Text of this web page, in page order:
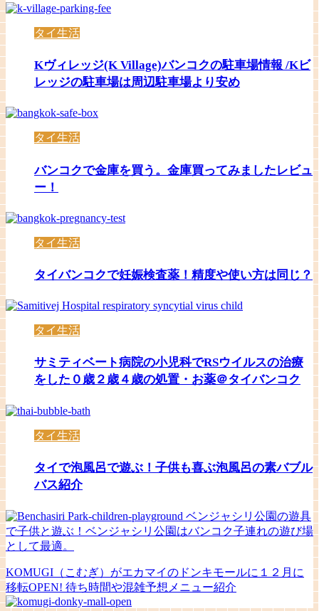
タイ生活
Kヴィレッジ(K Village)バンコクの駐車場情報 /Kビ
レッジの駐車場は周辺駐車場より安め
タイ生活
バンコクで金庫を買う。金庫買ってみましたレビュ
ー！
タイ生活
タイバンコクで妊娠検査薬！精度や使い方は同じ？
タイ生活
サミティベート病院の小児科でRSウイルスの治療
をした０歳２歳４歳の処置・お薬＠タイバンコク
タイ生活
タイで泡風呂で遊ぶ！子供も喜ぶ泡風呂の素バブル
バス紹介
ベンジャシリ公園の遊具
で子供と遊ぶ！ベンジャシリ公園はバンコク子連れの遊び場
として最適。
KOMUGI（こむぎ）がエカマイのドンキモールに１２月に
移転OPEN! 待ち時間や混雑予想メニュー紹介